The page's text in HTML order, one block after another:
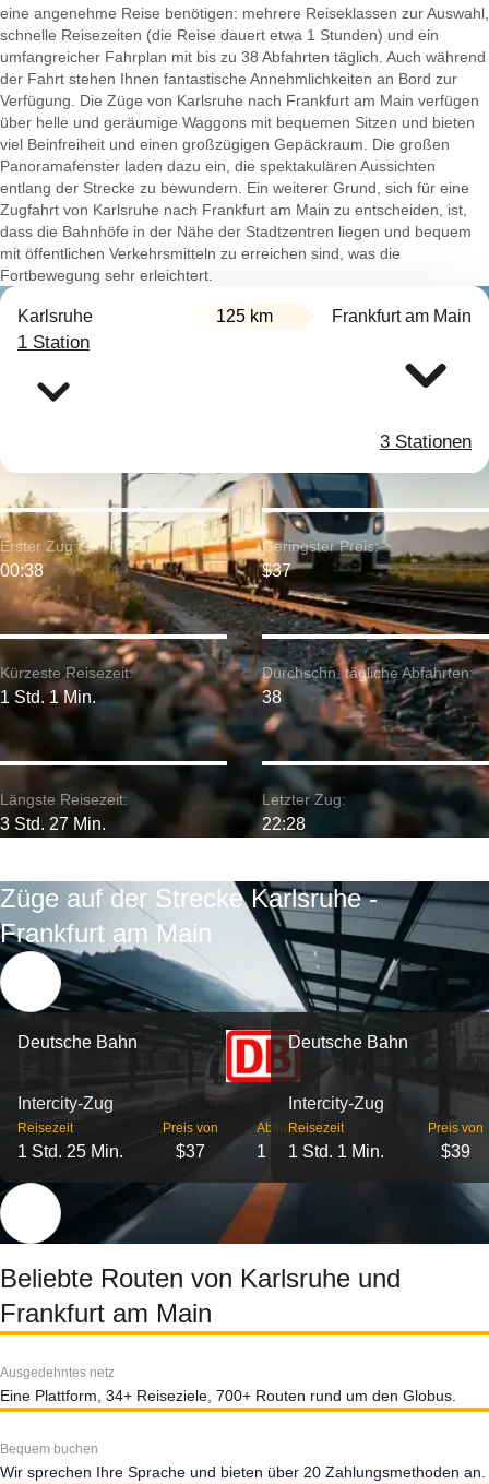
eine angenehme Reise benötigen: mehrere Reiseklassen zur Auswahl,
schnelle Reisezeiten (die Reise dauert etwa 1 Stunden) und ein
umfangreicher Fahrplan mit bis zu 38 Abfahrten täglich. Auch während
der Fahrt stehen Ihnen fantastische Annehmlichkeiten an Bord zur
Verfügung. Die Züge von Karlsruhe nach Frankfurt am Main verfügen
über helle und geräumige Waggons mit bequemen Sitzen und bieten
viel Beinfreiheit und einen großzügigen Gepäckraum. Die großen
Panoramafenster laden dazu ein, die spektakulären Aussichten
entlang der Strecke zu bewundern. Ein weiterer Grund, sich für eine
Zugfahrt von Karlsruhe nach Frankfurt am Main zu entscheiden, ist,
dass die Bahnhöfe in der Nähe der Stadtzentren liegen und bequem
mit öffentlichen Verkehrsmitteln zu erreichen sind, was die
Fortbewegung sehr erleichtert.
Karlsruhe 125 km Frankfurt am Main
1 Station
3 Stationen
Kürzeste Reisezeit:
1 Std. 1 Min.
Erster Zug:
00:38
Längste Reisezeit:
3 Std. 27 Min.
Geringster Preis:
$37
Durchschn. tägliche Abfahrten:
38
Letzter Zug:
22:28
Züge auf der Strecke Karlsruhe -
Frankfurt am Main
Deutsche Bahn
Intercity-Zug
Reisezeit
1 Std. 25 Min.
Preis von
$37
Abflüge
1
Deutsche Bahn
Intercity-Zug
Reisezeit
1 Std. 1 Min.
Preis von
$39
Beliebte Routen von Karlsruhe und
Frankfurt am Main
Ausgedehntes netz
Eine Plattform, 34+ Reiseziele, 700+ Routen rund um den Globus.
Bequem buchen
Wir sprechen Ihre Sprache und bieten über 20 Zahlungsmethoden an.